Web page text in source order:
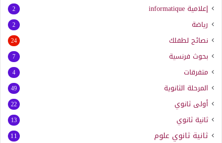
إعلامية informatique
2
رياضة 2
نصائح لطفلك 24
بحوث فرنسية 7
متفرقات 4
المرحلة الثانوية 49
أولى ثانوي 22
ثانية ثانوي 13
ثانية ثانوي علوم 11